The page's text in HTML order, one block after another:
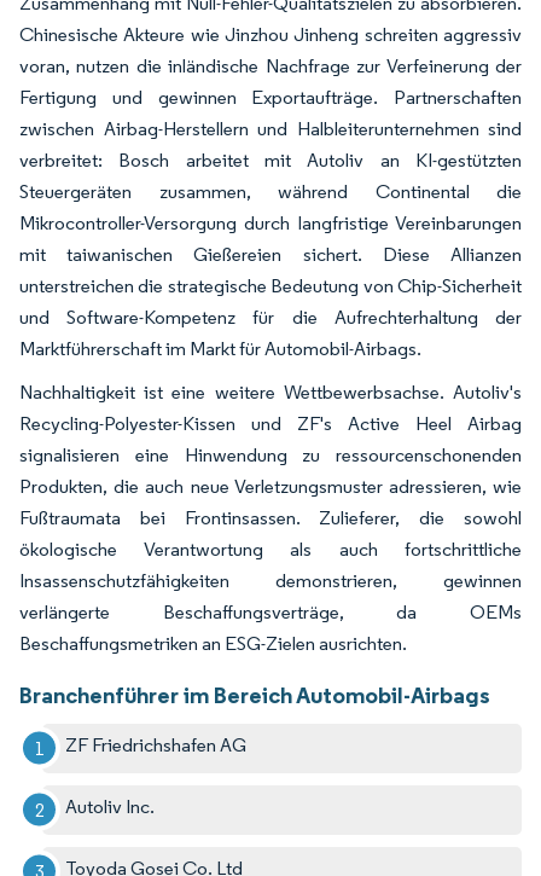
Chinesische Akteure wie Jinzhou Jinheng schreiten aggressiv
voran, nutzen die inländische Nachfrage zur Verfeinerung der
Fertigung und gewinnen Exportaufträge. Partnerschaften
zwischen Airbag-Herstellern und Halbleiterunternehmen sind
verbreitet: Bosch arbeitet mit Autoliv an KI-gestützten
Steuergeräten zusammen, während Continental die
Mikrocontroller-Versorgung durch langfristige Vereinbarungen
mit taiwanischen Gießereien sichert. Diese Allianzen
unterstreichen die strategische Bedeutung von Chip-Sicherheit
und Software-Kompetenz für die Aufrechterhaltung der
Marktführerschaft im Markt für Automobil-Airbags.
Nachhaltigkeit ist eine weitere Wettbewerbsachse. Autoliv's
Recycling-Polyester-Kissen und ZF's Active Heel Airbag
signalisieren eine Hinwendung zu ressourcenschonenden
Produkten, die auch neue Verletzungsmuster adressieren, wie
Fußtraumata bei Frontinsassen. Zulieferer, die sowohl
ökologische Verantwortung als auch fortschrittliche
Insassenschutzfähigkeiten demonstrieren, gewinnen
verlängerte Beschaffungsverträge, da OEMs
Beschaffungsmetriken an ESG-Zielen ausrichten.
Branchenführer im Bereich Automobil-Airbags
ZF Friedrichshafen AG
Autoliv Inc.
Toyoda Gosei Co. Ltd